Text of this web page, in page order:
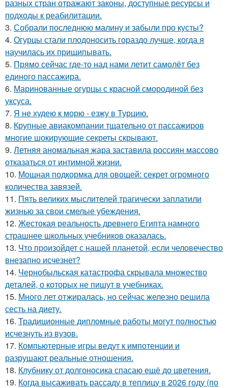
разных стран отражают законы, доступные ресурсы и
подходы к реабилитации.
3. Собрали последнюю малину и забыли про кусты?
4. Огурцы стали плодоносить гораздо лучше, когда я
научилась их прищипывать.
5. Прямо сейчас где-то над нами летит самолёт без
единого пассажира.
6. Маринованные огурцы с красной смородиной без
уксуса.
7. Я не худею к морю - езжу в Турцию.
8. Крупные авиакомпании тщательно от пассажиров
многие шокирующие секреты скрывают.
9. Летняя аномальная жара заставила россиян массово
отказаться от интимной жизни.
10. Мощная подкормка для овощей: секрет огромного
количества завязей.
11. Пять великих мыслителей трагически заплатили
жизнью за свои смелые убеждения.
12. Жестокая реальность древнего Египта намного
страшнее школьных учебников оказалась.
13. Что произойдет с нашей планетой, если человечество
внезапно исчезнет?
14. Чернобыльская катастрофа скрывала множество
деталей, о которых не пишут в учебниках.
15. Много лет отжиралась, но сейчас железно решила
сесть на диету.
16. Традиционные дипломные работы могут полностью
исчезнуть из вузов.
17. Компьютерные игры ведут к импотенции и
разрушают реальные отношения.
18. Клубнику от долгоносика спасаю ещё до цветения.
19. Когда высаживать рассаду в теплицу в 2026 году (по